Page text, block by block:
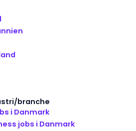
branche
i Danmark
jobs i Danmark